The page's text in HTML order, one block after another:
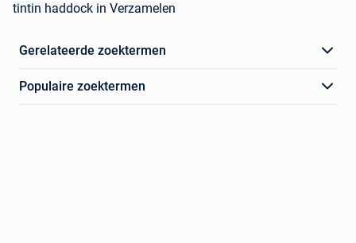
tintin haddock in Verzamelen
Gerelateerde zoektermen
Populaire zoektermen